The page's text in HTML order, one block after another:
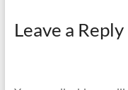
Leave a Reply